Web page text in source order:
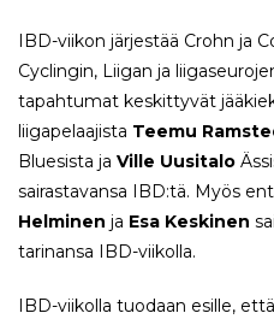
IBD-viikon järjestää Crohn ja
Cyclingin, Liigan ja
tapahtumat keskittyvät
liigapelaajista Teemu
Bluesista ja Ville Uusitalo
sairastavansa IBD:tä. Myös
Helminen ja Esa Keskinen
tarinansa IBD-viikolla.
IBD-viikolla tuodaan esille,